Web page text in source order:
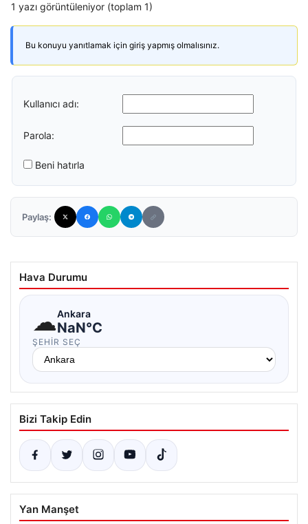
1 yazı görüntüleniyor (toplam 1)
Bu konuyu yanıtlamak için giriş yapmış olmalısınız.
Kullanıcı adı:
Parola:
Beni hatırla
Paylaş:
Hava Durumu
☁Ankara
NaN°C
ŞEHIR SEÇ
Bizi Takip Edin
Yan Manşet